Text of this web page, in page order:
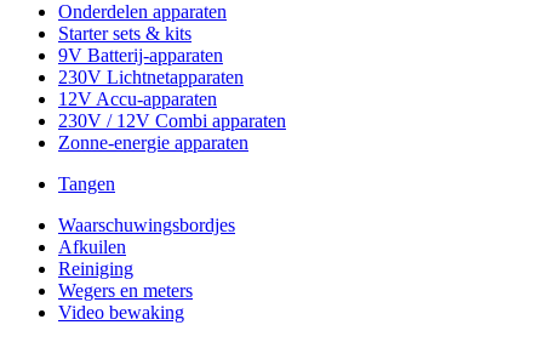
Onderdelen apparaten
Starter sets & kits
9V Batterij-apparaten
230V Lichtnetapparaten
12V Accu-apparaten
230V / 12V Combi apparaten
Zonne-energie apparaten
Tangen
Waarschuwingsbordjes
Afkuilen
Reiniging
Wegers en meters
Video bewaking